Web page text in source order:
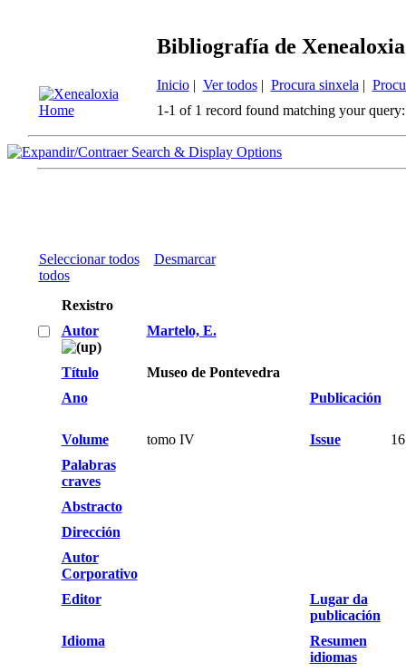
Bibliografía de
Inicio| Ver todos| Procura sinxela |
1-1 of 1 record found matching your query:
Search & Display Options
Seleccionar todos
Desmarcar
todos
Rexistro
Autor
Martelo, E.
Título
Museo de Pontevedra
Ano
Publicación
Volume tomo IV Issue
16
Palabras
craves
Abstracto
Dirección
Autor
Corporativo
Editor
Lugar da
publicación
Idioma
Resumen
idiomas